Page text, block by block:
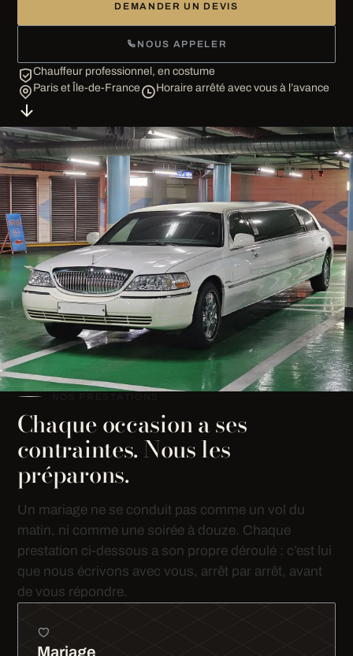
DEMANDER UN DEVIS
NOUS APPELER
Chauffeur professionnel, en costume
Paris et Île-de-France
Horaire arrêté avec vous à l’avance
Chaque occasion a ses
contraintes. Nous les
préparons.
Un mariage ne se conduit pas comme un vol du
matin, ni comme une soirée à douze. Chaque
prestation ci-dessous a son propre déroulé : c’est lui
que nous écrivons avec vous, arrêt par arrêt, avant
de vous répondre.
Mariage